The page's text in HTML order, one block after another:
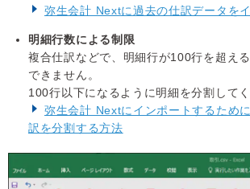
弥生会計 Nextに過去の仕訳データを
明細行数による制限
複合仕訳などで、明細行が100行を超え
できません。
100行以下になるように明細を分割してく
弥生会計 Nextにインポートするため
訳を分割する方法